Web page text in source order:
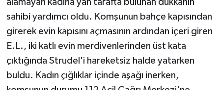
sahibi yardımcı oldu. Komşunun bahçe kapısından
girerek evin kapısını açmasının ardından içeri giren
E.L., iki katlı evin merdivenlerinden üst kata
çıktığında Strudel'i hareketsiz halde yatarken
buldu. Kadın çığlıklar içinde aşağı inerken,